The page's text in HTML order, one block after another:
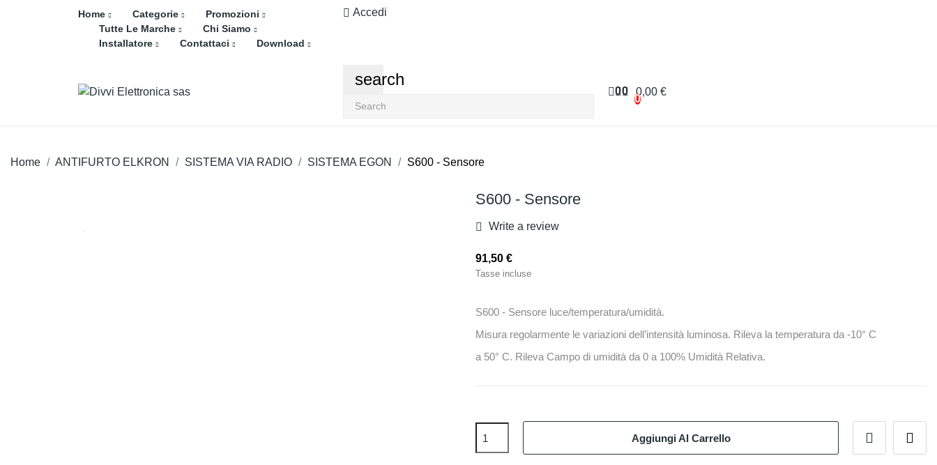
Home Categorie
Promozioni
Tutte Le Marche
Chi Siamo
Installatore
Contattaci Download
Accedi
search
00 0,00 €
0
Home ANTIFURTO ELKRON SISTEMA VIA RADIO SISTEMA EGON S600 - Sensore
S600 - Sensore
Write a review
91,50 €
Tasse incluse
S600 - Sensore luce/temperatura/umidità.
Misura regolarmente le variazioni dell’intensità luminosa. Rileva la temperatura da -10° C
a 50° C. Rileva Campo di umidità da 0 a 100% Umidità Relativa.
Aggiungi Al Carrello